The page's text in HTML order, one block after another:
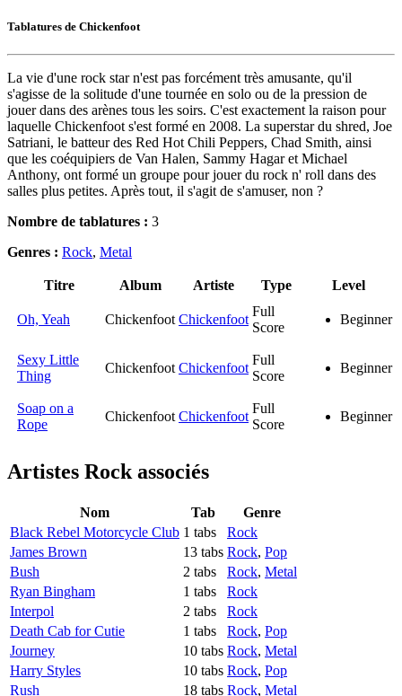
Tablatures de Chickenfoot
La vie d'une rock star n'est pas forcément très amusante, qu'il
s'agisse de la solitude d'une tournée en solo ou de la pression de
jouer dans des arènes tous les soirs. C'est exactement la raison pour
laquelle Chickenfoot s'est formé en 2008. La superstar du shred, Joe
Satriani, le batteur des Red Hot Chili Peppers, Chad Smith, ainsi
que les coéquipiers de Van Halen, Sammy Hagar et Michael
Anthony, ont formé un groupe pour jouer du rock n' roll dans des
salles plus petites. Après tout, il s'agit de s'amuser, non ?
Nombre de tablatures : 3
Genres : Rock, Metal
Titre Album Artiste Type Level
Oh, Yeah Chickenfoot Chickenfoot
Full
Score
Beginner
Sexy Little
Thing
Chickenfoot Chickenfoot
Full
Score
Beginner
Soap on a
Rope
Chickenfoot Chickenfoot
Full
Score
Beginner
Artistes Rockassociés
Nom Tab
Genre
Black Rebel Motorcycle Club 1 tabs
Rock
James Brown
13 tabs Rock, Pop
Bush
2 tabs Rock, Metal
Ryan Bingham
1 tabs
Rock
Interpol
2 tabs
Rock
Death Cab for Cutie
1 tabs Rock, Pop
Journey
10 tabs Rock, Metal
Harry Styles
10 tabs Rock, Pop
Rush
18 tabs Rock, Metal